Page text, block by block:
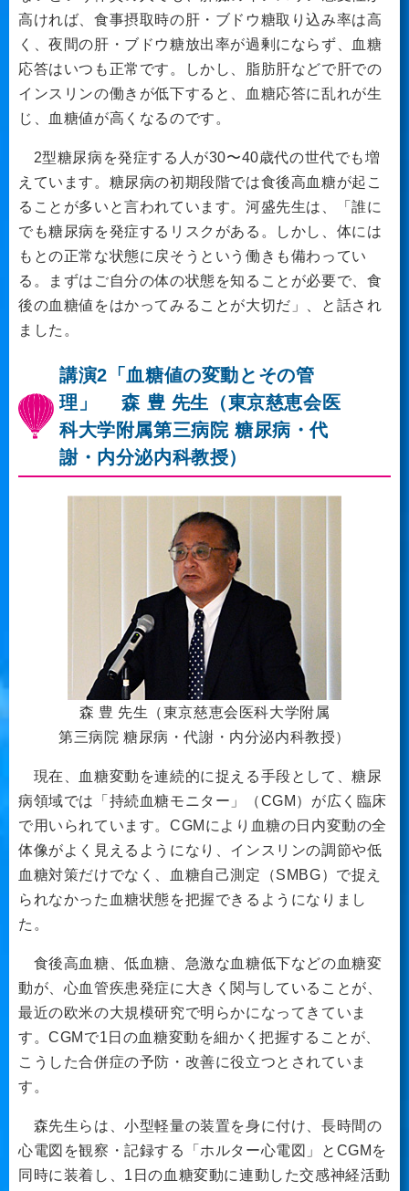
高ければ、食事摂取時の肝・ブドウ糖取り込み率は高
く、夜間の肝・ブドウ糖放出率が過剰にならず、血糖
応答はいつも正常です。しかし、脂肪肝などで肝での
インスリンの働きが低下すると、血糖応答に乱れが生
じ、血糖値が高くなるのです。
2型糖尿病を発症する人が30〜40歳代の世代でも増
えています。糖尿病の初期段階では食後高血糖が起こ
ることが多いと言われています。河盛先生は、「誰に
でも糖尿病を発症するリスクがある。しかし、体には
もとの正常な状態に戻そうという働きも備わってい
る。まずはご自分の体の状態を知ることが必要で、食
後の血糖値をはかってみることが大切だ」、と話され
ました。
講演2「血糖値の変動とその管
理」
森 豊 先生（東京慈恵会医
科大学附属第三病院 糖尿病・代
謝・内分泌内科教授）
森 豊 先生（東京慈恵会医科大学附属
第三病院 糖尿病・代謝・内分泌内科教授）
現在、血糖変動を連続的に捉える手段として、糖尿
病領域では「持続血糖モニター」（CGM）が広く臨床
で用いられています。CGMにより血糖の日内変動の全
体像がよく見えるようになり、インスリンの調節や低
血糖対策だけでなく、血糖自己測定（SMBG）で捉え
られなかった血糖状態を把握できるようになりまし
た。
食後高血糖、低血糖、急激な血糖低下などの血糖変
動が、心血管疾患発症に大きく関与していることが、
最近の欧米の大規模研究で明らかになってきていま
す。CGMで1日の血糖変動を細かく把握することが、
こうした合併症の予防・改善に役立つとされていま
す。
森先生らは、小型軽量の装置を身に付け、長時間の
心電図を観察・記録する「ホルター心電図」とCGMを
同時に装着し、1日の血糖変動に連動した交感神経活動